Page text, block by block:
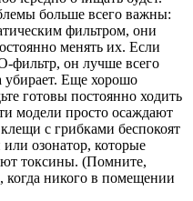
больше всего важны:
фильтром, они
менять их. Если
фильтр, он лучше всего
убирает. Еще хорошо
готовы постоянно ходить
модели просто осаждают
с грибками беспокоят
озонатор, которые
токсины. (Помните,
когда никого в помещении